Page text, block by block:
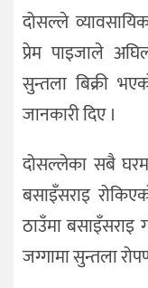
दोसल्ले
प्रेम पाइजाले
सुन्तला बिक्री
जानकारी दिए ।
दोसल्लेका सबै
बसाइँसराइ
ठाउँमा बसाइँसराइ
जग्गामा सुन्तला